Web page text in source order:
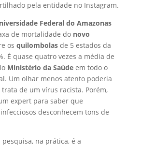
pela entidade no Instagram.
Federal do Amazonas
de mortalidade do novo
os quilombolasde 5 estados da
É quase quatro vezes a média de
Ministério da Saúdeem todo o
Um olhar menos atento poderia
de um vírus racista. Porém,
expert para saber que
desconhecem tons de
pesquisa, na prática, é a